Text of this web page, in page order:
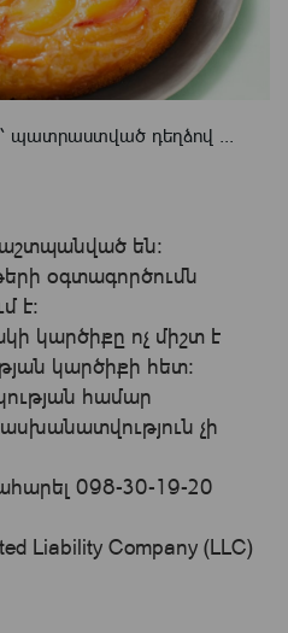
պատրաստված դեղձով ...
են:
օգտագործումն
է:
կարծիքը ոչ միշտ է
կարծիքի հետ:
համար
չի
098-30-19-20
Liability Company (LLC)